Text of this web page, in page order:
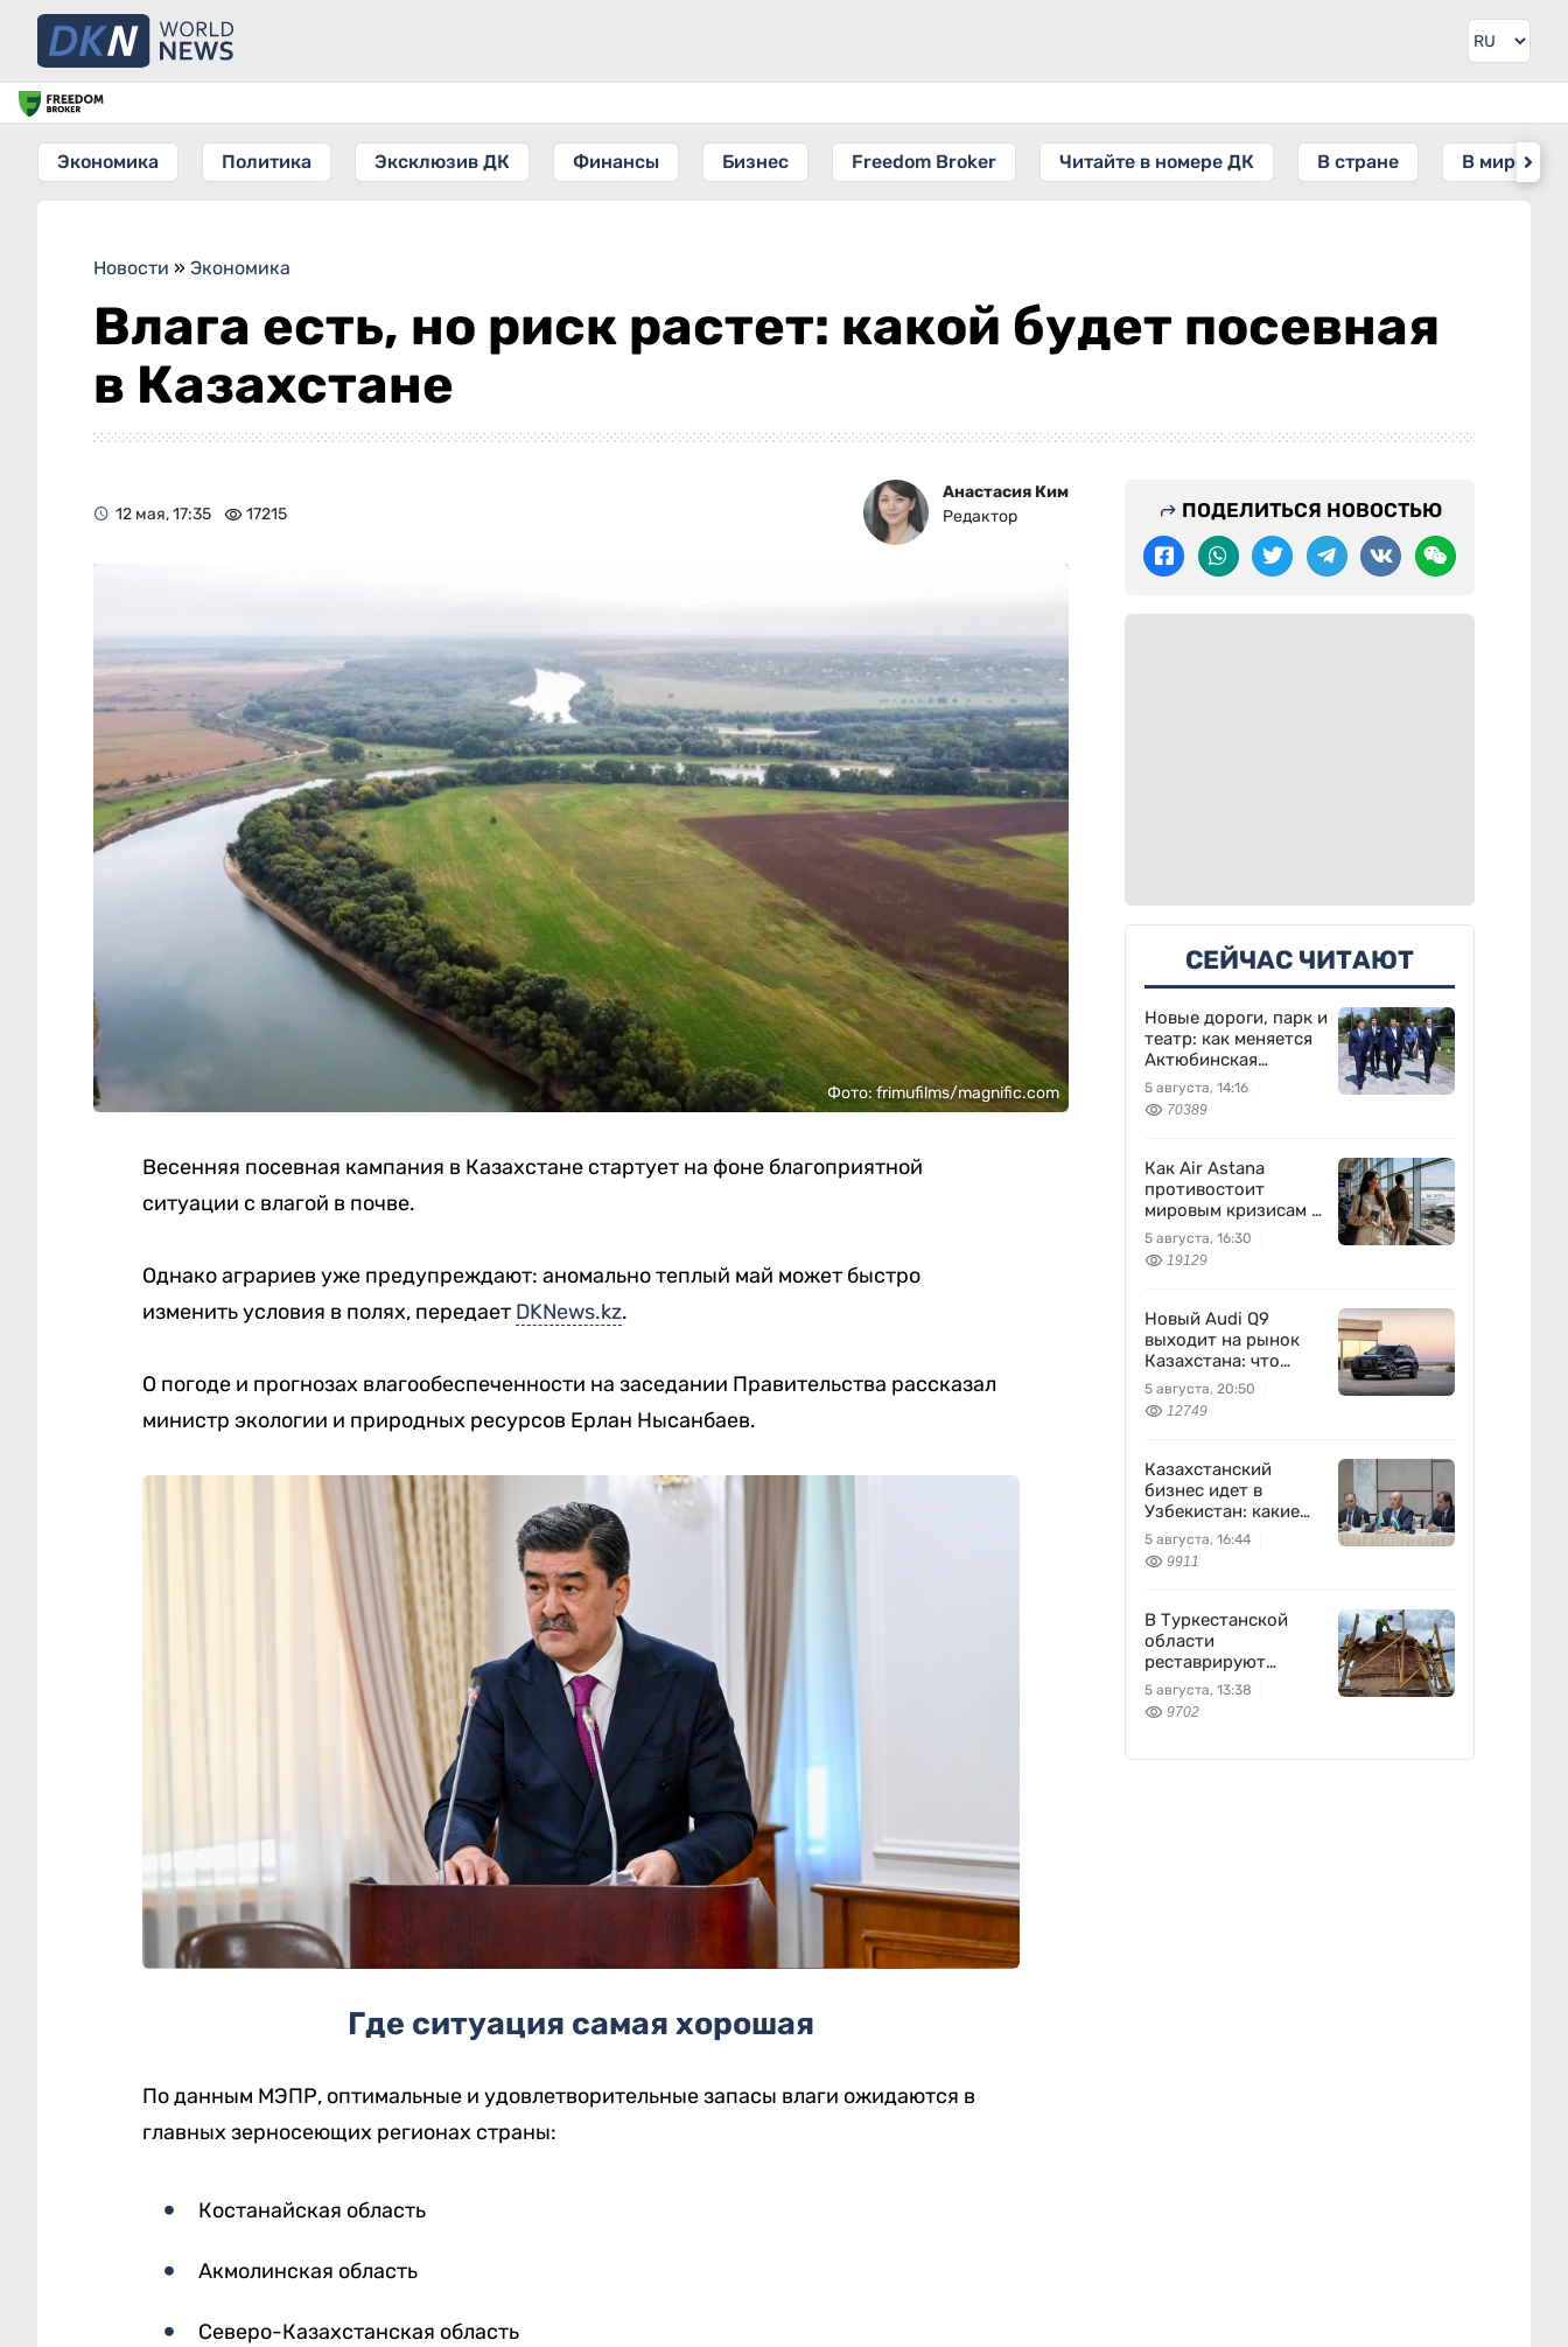
Экономика Политика Эксклюзив ДК Финансы Бизнес Freedom Broker Читайте в номере ДК В стране В мире
Новости » Экономика
Влага есть, но риск растет: какой будет посевная
в Казахстане
12 мая, 17:35 17215
Анастасия Ким
Редактор
Фото: frimufilms/magnific.com
Весенняя посевная кампания в Казахстане стартует на фоне благоприятной
ситуации с влагой в почве.
Однако аграриев уже предупреждают: аномально теплый май может быстро
изменить условия в полях, передает DKNews.kz.
О погоде и прогнозах влагообеспеченности на заседании Правительства рассказал
министр экологии и природных ресурсов Ерлан Нысанбаев.
Где ситуация самая хорошая
По данным МЭПР, оптимальные и удовлетворительные запасы влаги ожидаются в
главных зерносеющих регионах страны:
Костанайская область
Акмолинская область
Северо-Казахстанская область
ПОДЕЛИТЬСЯ НОВОСТЬЮ
СЕЙЧАС ЧИТАЮТ
Новые дороги, парк и
театр: как меняется
Актюбинская
область
5 августа, 14:16
70389
Как Air Astana
противостоит
мировым кризисам в
авиации
5 августа, 16:30
19129
Новый Audi Q9
выходит на рынок
Казахстана: что
известно
5 августа, 20:50
12749
Казахстанский
бизнес идет в
Узбекистан: какие
проекты готовят
5 августа, 16:44
9911
В Туркестанской
области
реставрируют
мавзолей Узбекали
Джанибекова
5 августа, 13:38
9702